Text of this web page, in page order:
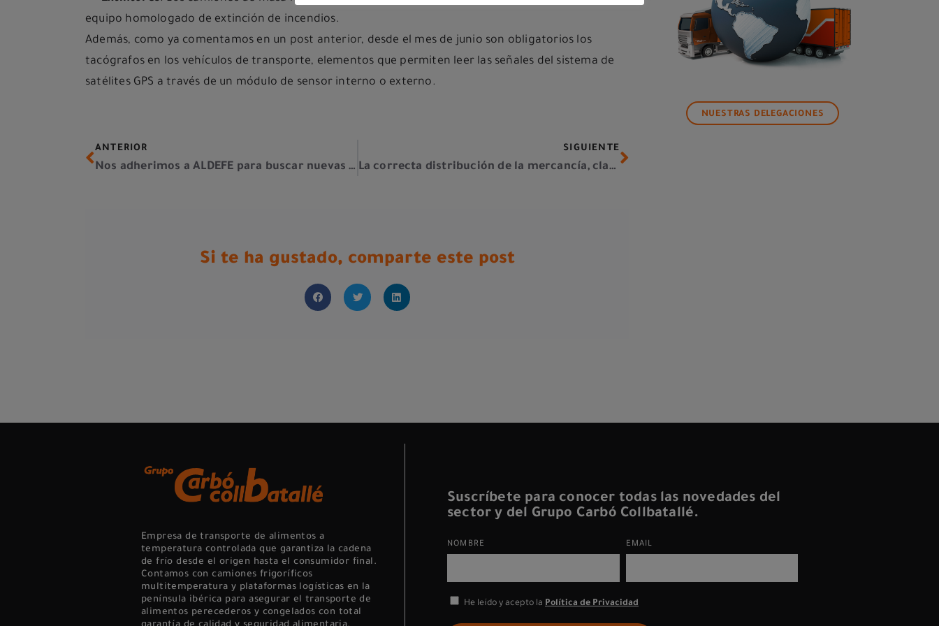
equipo homologado de extinción de incendios.
Además, como ya comentamos en un post anterior, desde el mes de junio son obligatorios los
tacógrafos en los vehículos de transporte, elementos que permiten leer las señales del sistema de
satélites GPS a través de un módulo de sensor interno o externo.
ANTERIOR
Nos adherimos a ALDEFE para buscar nuevas sinergias en el sector
SIGUIENTE
La correcta distribución de la mercancía, clave para cargar el camión
Si te ha gustado, comparte este post
NUESTRAS DELEGACIONES
Empresa de transporte de alimentos a
temperatura controlada que garantiza la cadena
de frío desde el origen hasta el consumidor final.
Contamos con camiones frigoríficos
multitemperatura y plataformas logísticas en la
península ibérica para asegurar el transporte de
alimentos perecederos y congelados con total
Suscríbete para conocer todas las novedades del
sector y del Grupo Carbó Collbatallé.
NOMBRE EMAIL
He leído y acepto la Política de Privacidad